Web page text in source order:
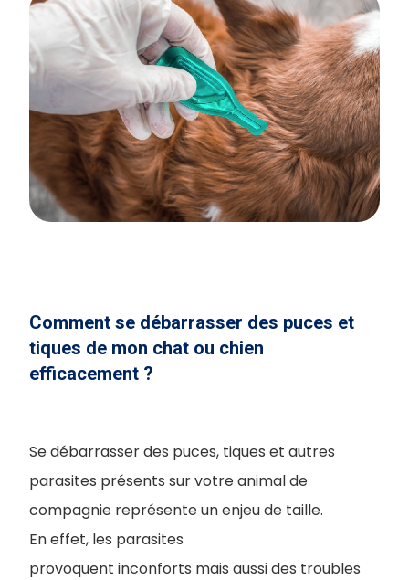
Comment se débarrasser des puces et
tiques de mon chat ou chien
efficacement ?
Se débarrasser des puces, tiques et autres
parasites présents sur votre animal de
compagnie représente un enjeu de taille.
En effet, les parasites
provoquent inconforts mais aussi des troubles